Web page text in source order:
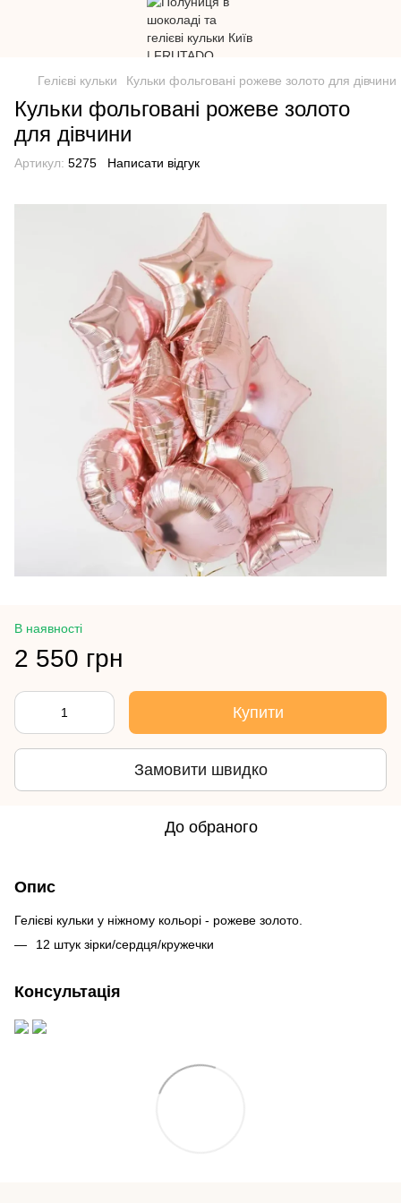
Гелієві кульки Кульки фольговані рожеве золото для дівчини
Кульки фольговані рожеве золото
для дівчини
Артикул: 5275 Написати відгук
В наявності
2 550 грн
Купити
Замовити швидко
До обраного
Опис
Гелієві кульки у ніжному кольорі - рожеве золото.
12 штук зірки/сердця/кружечки
Консультація